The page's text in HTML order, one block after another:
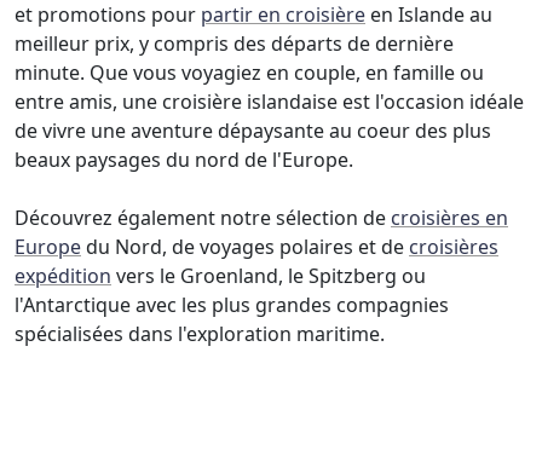
et promotions pour partir en croisière en Islande au
meilleur prix, y compris des départs de dernière
minute. Que vous voyagiez en couple, en famille ou
entre amis, une croisière islandaise est l'occasion idéale
de vivre une aventure dépaysante au coeur des plus
beaux paysages du nord de l'Europe.
Découvrez également notre sélection de croisières en
Europedu Nord, de voyages polaires et de croisières
expédition vers le Groenland, le Spitzberg ou
l'Antarctique avec les plus grandes compagnies
spécialisées dans l'exploration maritime.